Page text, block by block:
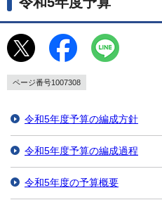
ページ番号1007308
令和5年度予算の編成方針
令和5年度予算の編成過程
令和5年度の予算概要